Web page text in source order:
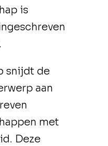
is
snijdt de
aan
met
Deze